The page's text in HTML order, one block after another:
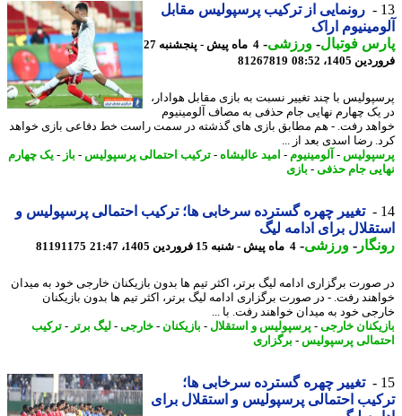
رونمایی از ترکیب پرسپولیس مقابل
اراک
فوتبال-ورزشی-
4 ماه پیش - پنجشنبه 27
1405، 08:52
81267819
با چند تغییر نسبت به بازی مقابل هوادار،
چهارم نهایی جام حذفی به مصاف آلومینیوم
رفت. - هم مطابق بازی های گذشته در سمت راست خط دفاعی بازی خواهد
رضا اسدی بعد از ...
-آلومینیوم-امید عالیشاه-ترکیب احتمالی پرسپولیس-باز - یک چهارم
جام حذفی-بازی
تغییر چهره گسترده سرخابی ها؛ ترکیب احتمالی پرسپولیس و
برای ادامه لیگ
-ورزشی-4 ماه پیش - شنبه 15 فروردین 1405، 21:47 81191175
برگزاری ادامه لیگ برتر، اکثر تیم ها بدون بازیکنان خارجی خود به میدان
رفت. - در صورت برگزاری ادامه لیگ برتر، اکثر تیم ها بدون بازیکنان
خود به میدان خواهند رفت. با ...
خارجی-پرسپولیس و استقلال-بازیکنان-خارجی-لیگ برتر - ترکیب
پرسپولیس-برگزاری
تغییر چهره گسترده سرخابی ها؛
احتمالی پرسپولیس و استقلال برای